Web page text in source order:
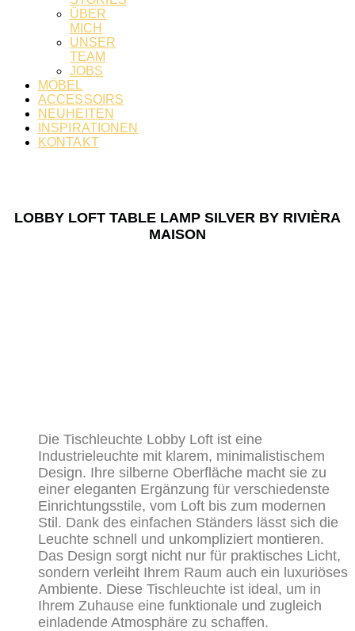
ÜBER
MICH
UNSER
TEAM
JOBS
MÖBEL
ACCESSOIRS
NEUHEITEN
INSPIRATIONEN
KONTAKT
LOBBY LOFT TABLE LAMP SILVER BY RIVIÈRA
MAISON
Die Tischleuchte Lobby Loft ist eine
Industrieleuchte mit klarem, minimalistischem
Design. Ihre silberne Oberfläche macht sie zu
einer eleganten Ergänzung für verschiedenste
Einrichtungsstile, vom Loft bis zum modernen
Stil. Dank des einfachen Ständers lässt sich die
Leuchte schnell und unkompliziert montieren.
Das Design sorgt nicht nur für praktisches Licht,
sondern verleiht Ihrem Raum auch ein luxuriöses
Ambiente. Diese Tischleuchte ist ideal, um in
Ihrem Zuhause eine funktionale und zugleich
einladende Atmosphäre zu schaffen.